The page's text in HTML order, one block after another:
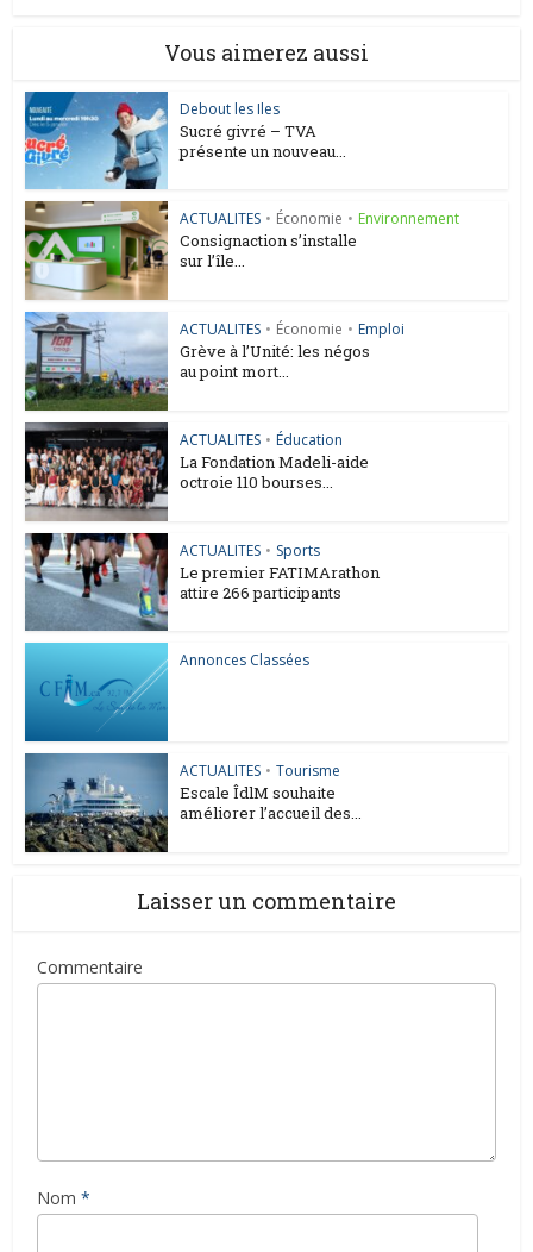
Vous aimerez aussi
Debout les Iles
Sucré givré – TVA
présente un nouveau...
ACTUALITES • Économie • Environnement
Consignaction s’installe
sur l’île...
ACTUALITES • Économie • Emploi
Grève à l’Unité: les négos
au point mort...
ACTUALITES • Éducation
La Fondation Madeli-aide
octroie 110 bourses...
ACTUALITES • Sports
Le premier FATIMArathon
attire 266 participants
Annonces Classées
ACTUALITES • Tourisme
Escale ÎdlM souhaite
améliorer l’accueil des...
Laisser un commentaire
Commentaire
Nom *